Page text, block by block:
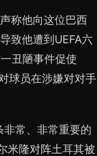
称他向这位巴西
致他遭到UEFA六
丑陋事件促使
球员在涉嫌对对手
常、非常重要的
米隆对阵土耳其被